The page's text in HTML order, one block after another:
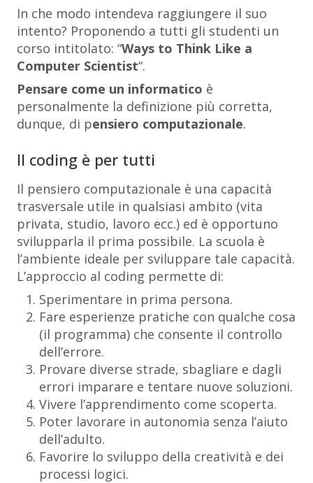
In che modo intendeva raggiungere il suo
intento? Proponendo a tutti gli studenti un
corso intitolato: “Ways to Think Like a
Computer Scientist“.
Pensare come un informatico è
personalmente la definizione più corretta,
dunque, di pensiero computazionale.
Il coding è per tutti
Il pensiero computazionale è una capacità
trasversale utile in qualsiasi ambito (vita
privata, studio, lavoro ecc.) ed è opportuno
svilupparla il prima possibile. La scuola è
l’ambiente ideale per sviluppare tale capacità.
L’approccio al coding permette di:
Sperimentare in prima persona.
Fare esperienze pratiche con qualche cosa
(il programma) che consente il controllo
dell’errore.
Provare diverse strade, sbagliare e dagli
errori imparare e tentare nuove soluzioni.
Vivere l’apprendimento come scoperta.
Poter lavorare in autonomia senza l’aiuto
dell’adulto.
Favorire lo sviluppo della creatività e dei
processi logici.